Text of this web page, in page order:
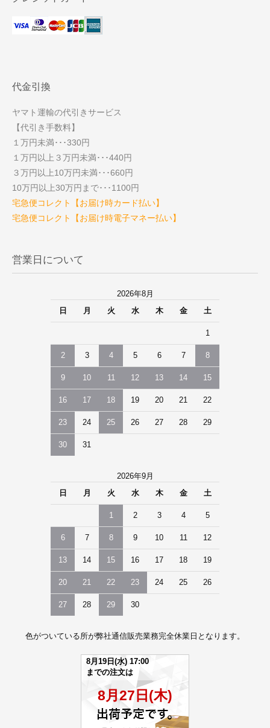
代金引換
ヤマト運輸の代引きサービス
【代引き手数料】
１万円未満･･･330円
１万円以上３万円未満･･･440円
３万円以上10万円未満･･･660円
10万円以上30万円まで･･･1100円
宅急便コレクト【お届け時カード払い】
宅急便コレクト【お届け時電子マネー払い】
営業日について
2026年8月
日
月 火 水 木 金 土
1
2 3 4 5 6 7 8
9 10 11 12 13 14 15
16 17 18 19 20 21 22
23 24 25 26 27 28 29
30 31
2026年9月
日
月 火 水 木 金 土
1 2 3 4 5
6 7 8 9 10 11 12
13 14 15 16 17 18 19
20 21 22 23 24 25 26
27 28 29 30
色がついている所が弊社通信販売業務完全休業日となります。